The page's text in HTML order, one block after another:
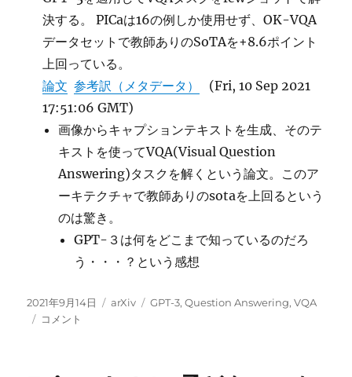
ッ
ト
に
決する。 PICaは16の例しか使用せず、OK-VQA
データセットで教師ありのSoTAを+8.6ポイント
上回っている。
論文 参考訳（メタデータ）
(Fri, 10 Sep 2021
17:51:06 GMT)
画像からキャプションテキストを生成、そのテ
キストを使ってVQA(Visual Question
Answering)タスクを解くという論文。このア
ーキテクチャで教師ありのsotaを上回るという
のは驚き。
GPT-３は何をどこまで知っているのだろ
う・・・？という感想
投
稿
2021年9月14日
カ
arXiv
タ
GPT-3,Question Answering,VQA
PICa(Prompts
コメント